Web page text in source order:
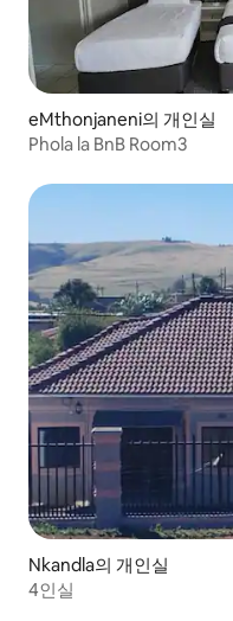
eMthonjaneni의 개인실
Phola la BnB Room3
Nkandla의 개인실
4인실